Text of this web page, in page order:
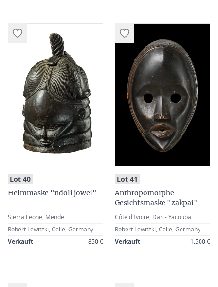
Lot 40:
Helmmaske "ndoli jowei"
Sierra Leone, Mende
Robert Lewitzki, Celle, Germany
Verkauft
850 €
Lot 41
Anthropomorphe
Gesichtsmaske "zakpai"
Côte d'Ivoire, Dan - Yacouba
Robert Lewitzki, Celle, Germany
Verkauft
1.500 €